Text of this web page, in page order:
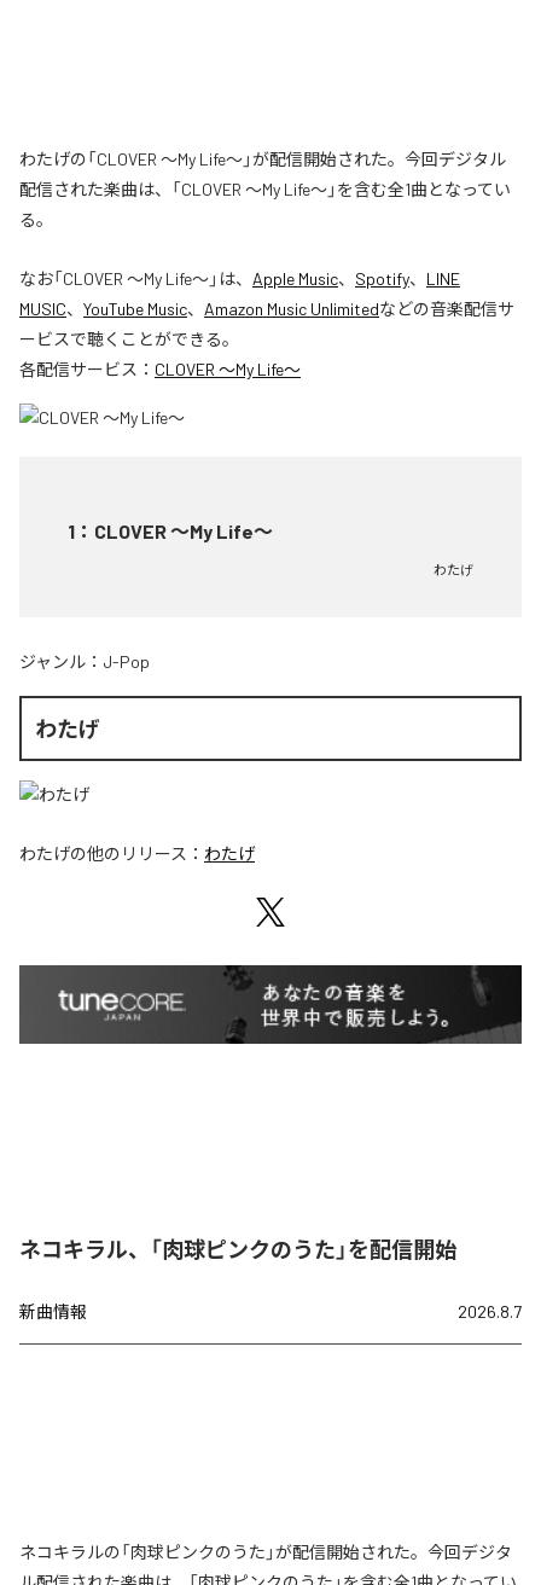
わたげの「CLOVER ～My Life～」が配信開始された。今回デジタル
配信された楽曲は、「CLOVER ～My Life～」を含む全1曲となってい
る。
なお「CLOVER ～My Life～」は、 Apple Music、 Spotify、 LINE
MUSIC、 YouTube Music、 Amazon Music Unlimitedなどの音楽配信サ
ービスで聴くことができる。
各配信サービス： CLOVER ～My Life～
1 ： CLOVER ～My Life～
わたげ
ジャンル： J-Pop
わたげ
わたげの他のリリース： わたげ
ネコキラル、「肉球ピンクのうた」を配信開始
新曲情報 2026.8.7
ネコキラルの「肉球ピンクのうた」が配信開始された。今回デジタ